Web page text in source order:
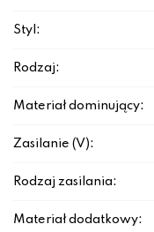
Styl:
Rodzaj:
Materiał dominujący:
Zasilanie (V):
Rodzaj zasilania:
Materiał dodatkowy: